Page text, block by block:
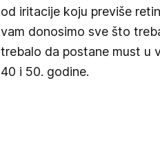
od iritacije koju previše
vam donosimo sve što
trebalo da postane must u
40 i 50. godine.